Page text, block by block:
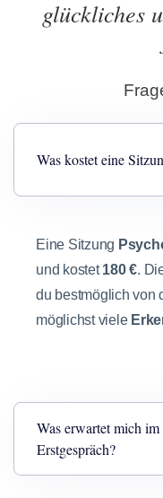
glückliches
Was kostet eine
Eine Sitzung
und kostet180 €.
du bestmöglich von
möglichst viele
Was erwartet mich im
Erstgespräch?